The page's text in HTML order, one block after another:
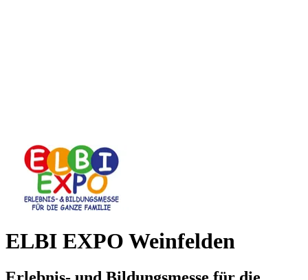
ELBI EXPO Weinfelden